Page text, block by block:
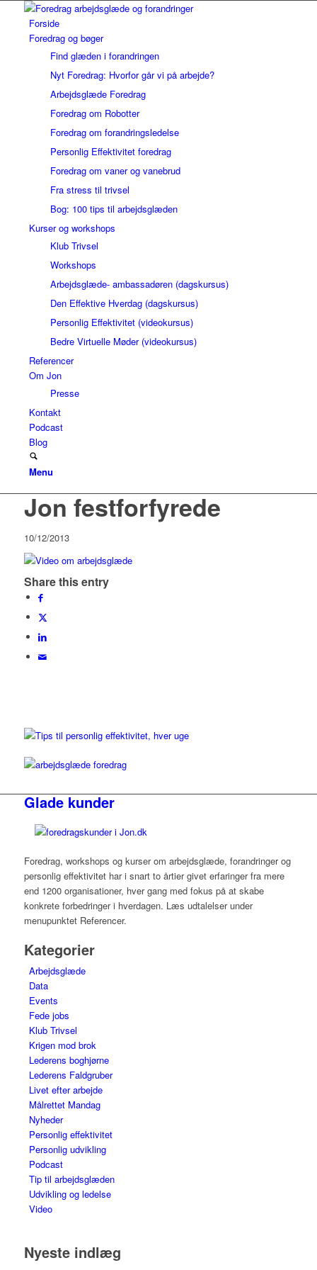
Forside
Foredrag og bøger
Find glæden i forandringen
Nyt Foredrag: Hvorfor går vi på arbejde?
Arbejdsglæde Foredrag
Foredrag om Robotter
Foredrag om forandringsledelse
Personlig Effektivitet foredrag
Foredrag om vaner og vanebrud
Fra stress til trivsel
Bog: 100 tips til arbejdsglæden
Kurser og workshops
Klub Trivsel
Workshops
Arbejdsglæde- ambassadøren (dagskursus)
Den Effektive Hverdag (dagskursus)
Personlig Effektivitet (videokursus)
Bedre Virtuelle Møder (videokursus)
Referencer
Om Jon
Presse
Kontakt
Podcast
Blog
Menu
Jon festforfyrede
10/12/2013
Share this entry
Glade kunder
Foredrag, workshops og kurser om arbejdsglæde, forandringer og
personlig effektivitet har i snart to årtier givet erfaringer fra mere
end 1200 organisationer, hver gang med fokus på at skabe
konkrete forbedringer i hverdagen. Læs udtalelser under
menupunktet Referencer.
Kategorier
Arbejdsglæde
Data
Events
Fede jobs
Klub Trivsel
Krigen mod brok
Lederens boghjørne
Lederens Faldgruber
Livet efter arbejde
Målrettet Mandag
Nyheder
Personlig effektivitet
Personlig udvikling
Podcast
Tip til arbejdsglæden
Udvikling og ledelse
Video
Nyeste indlæg